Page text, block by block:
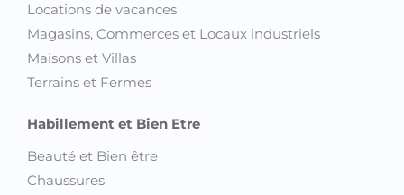
Locations de vacances
Magasins, Commerces et Locaux industriels
Maisons et Villas
Terrains et Fermes
Habillement et Bien Etre
Beauté et Bien être
Chaussures